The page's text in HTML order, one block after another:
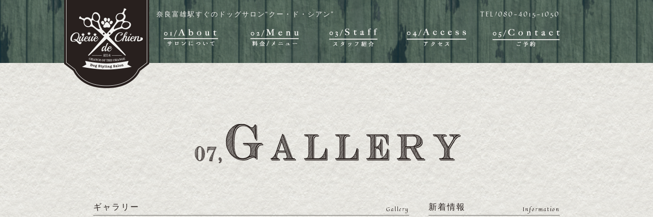
奈良富雄駅すぐのドッグサロン“クー・ド・シアン” TEL/080-4015-1050
ギャラリー Gallery 新着情報 Information